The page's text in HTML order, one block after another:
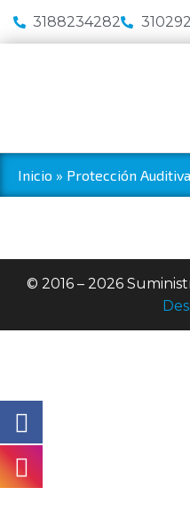
3188234282
Inicio » Protección Auditiva
© 2016 – 2026